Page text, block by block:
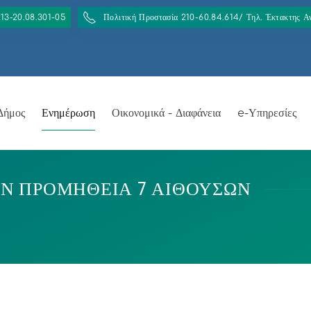
20.08.301-05 Πολιτική Προστασία 210-60.84.614/ Τηλ. Έκτακτης
Ενημέρωση Οικονομικά - Διαφάνεια e-Υπηρεσίες
ΠΡΟΜΗΘΕΙΑ 7 ΑΙΘΟΥΣΩΝ